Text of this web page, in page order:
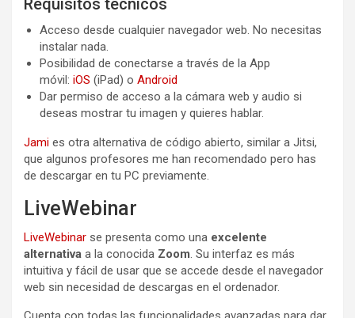
Acceso desde cualquier navegador web. No necesitas
instalar nada.
Posibilidad de conectarse a través de la App
móvil: iOS (iPad) o Android
Dar permiso de acceso a la cámara web y audio si
deseas mostrar tu imagen y quieres hablar.
Jami es otra alternativa de código abierto, similar a Jitsi,
que algunos profesores me han recomendado pero has
de descargar en tu PC previamente.
LiveWebinar
LiveWebinar se presenta como una excelente
alternativa a la conocida Zoom. Su interfaz es más
intuitiva y fácil de usar que se accede desde el navegador
web sin necesidad de descargas en el ordenador.